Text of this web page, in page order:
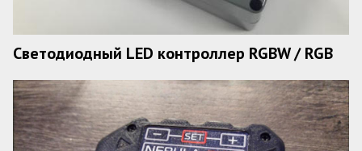
Светодиодный LED контроллер RGBW / RGB